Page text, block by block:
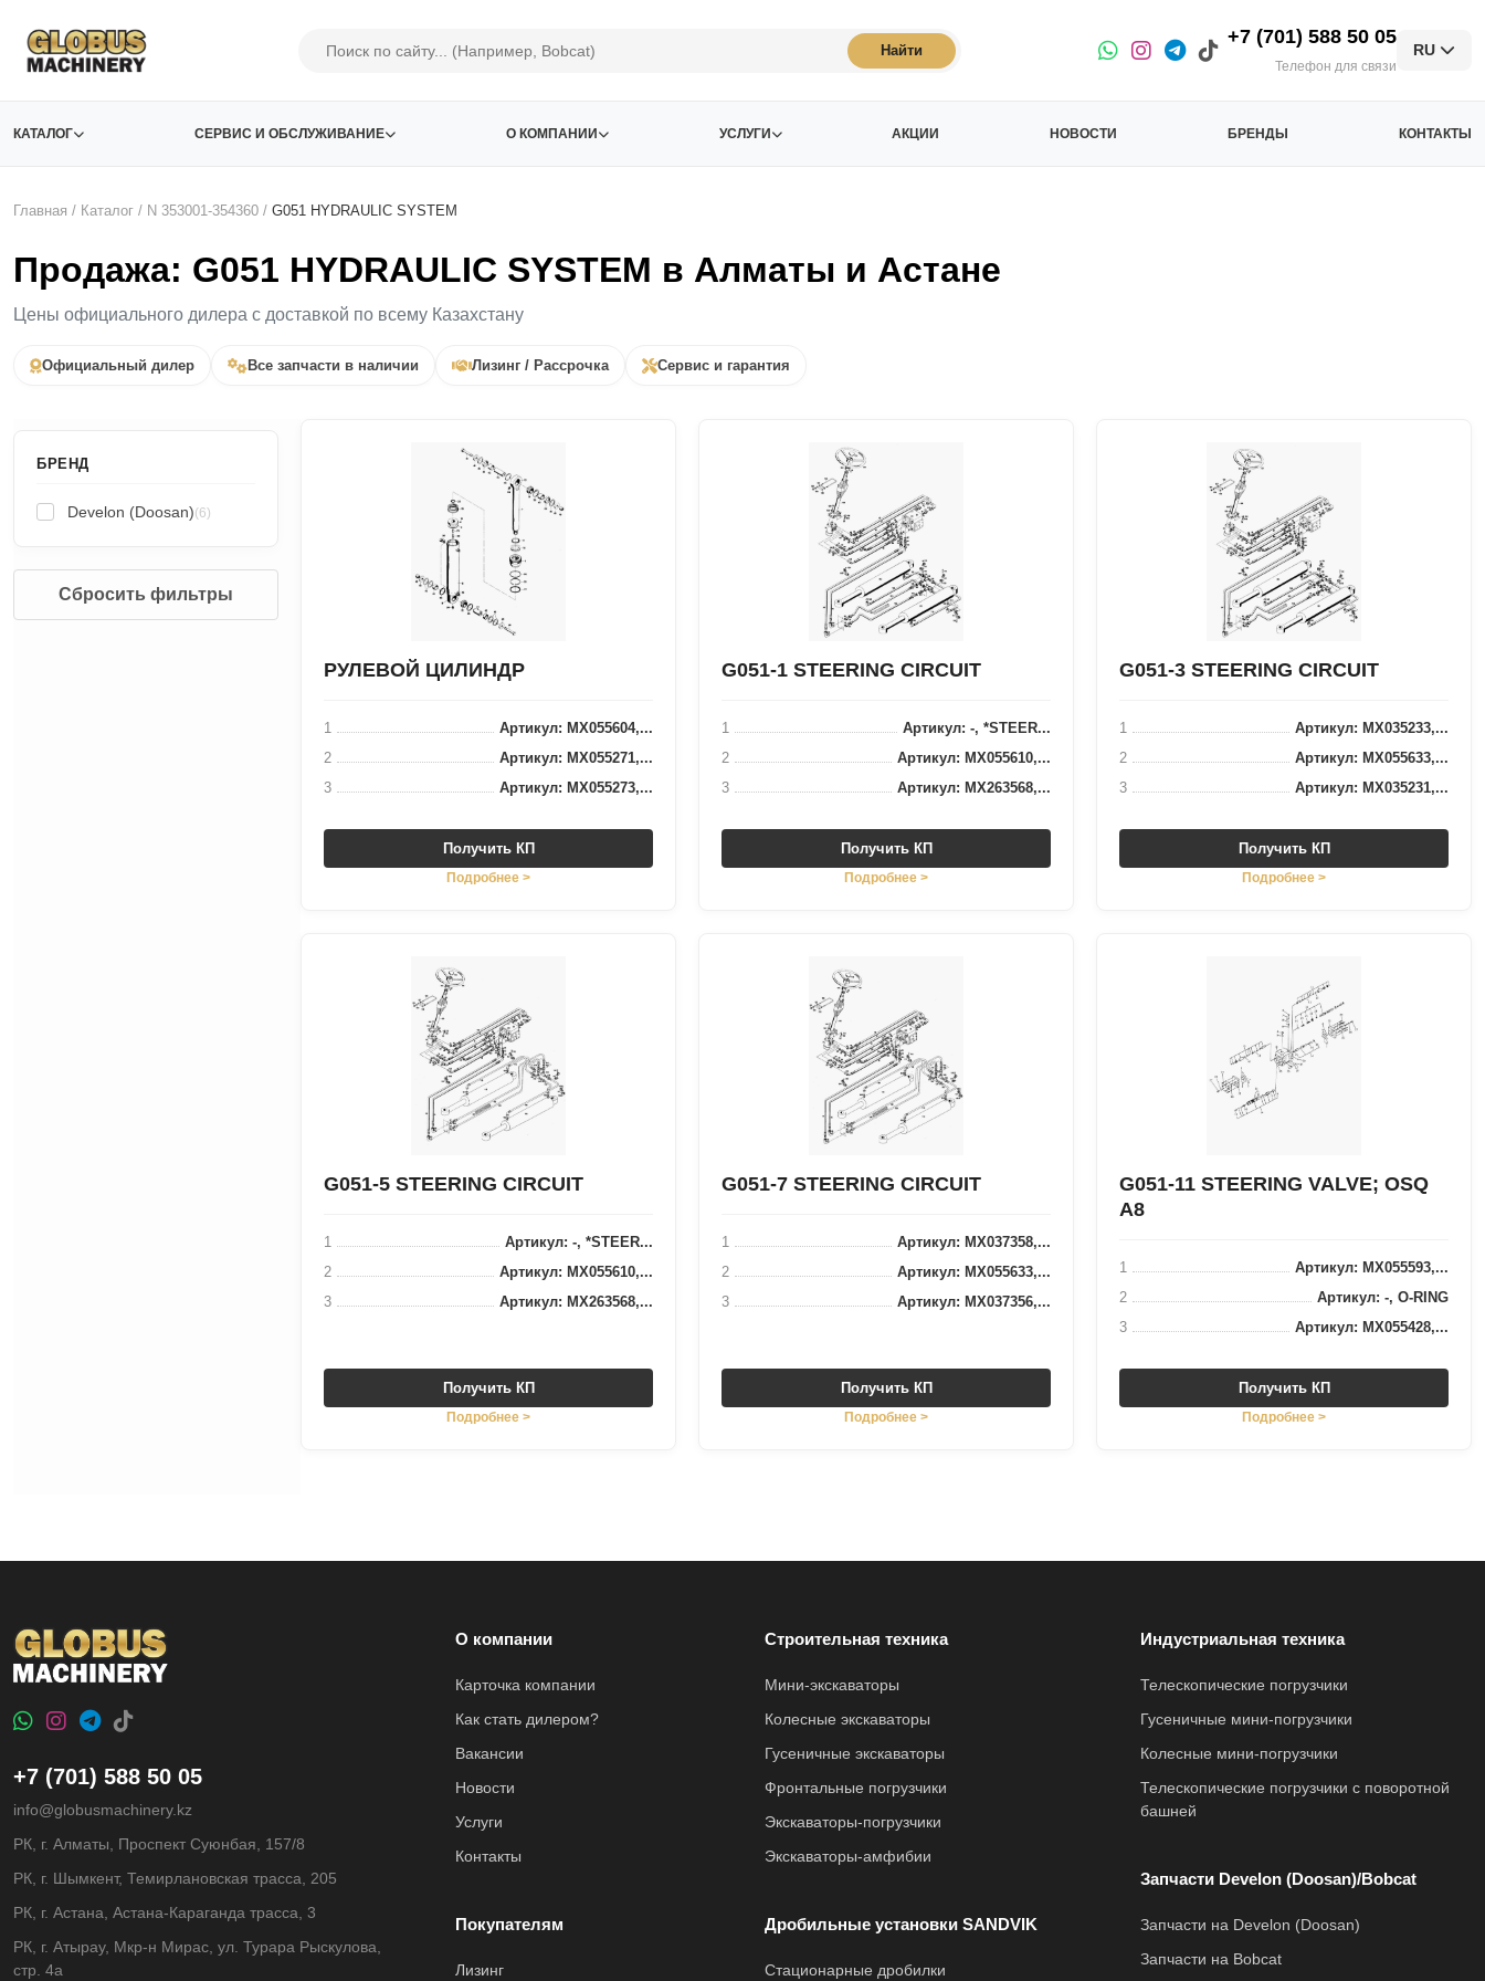
Найти
+7 (701) 588 50 05
Телефон для связи
RU
КАТАЛОГ СЕРВИС И ОБСЛУЖИВАНИЕ О КОМПАНИИ УСЛУГИ АКЦИИ НОВОСТИ БРЕНДЫ КОНТАКТЫ
Главная / Каталог / N 353001-354360 / G051 HYDRAULIC SYSTEM
Продажа: G051 HYDRAULIC SYSTEM в Алматы и Астане
Цены официального дилера с доставкой по всему Казахстану
Официальный дилер Все запчасти в наличии Лизинг / Рассрочка Сервис и гарантия
БРЕНД
Develon (Doosan)(6)
Сбросить фильтры
РУЛЕВОЙ ЦИЛИНДР
1
Артикул: MX055604,...
2
Артикул: MX055271,...
3
Артикул: MX055273,...
Получить КП
Подробнее >
G051-1 STEERING CIRCUIT
1
Артикул: -, *STEER...
2
Артикул: MX055610,...
3
Артикул: MX263568,...
Получить КП
Подробнее >
G051-3 STEERING CIRCUIT
1
Артикул: MX035233,...
2
Артикул: MX055633,...
3
Артикул: MX035231,...
Получить КП
Подробнее >
G051-5 STEERING CIRCUIT
1
Артикул: -, *STEER...
2
Артикул: MX055610,...
3
Артикул: MX263568,...
Получить КП
Подробнее >
G051-7 STEERING CIRCUIT
1
Артикул: MX037358,...
2
Артикул: MX055633,...
3
Артикул: MX037356,...
Получить КП
Подробнее >
G051-11 STEERING VALVE; OSQ
A8
1
Артикул: MX055593,...
2
Артикул: -, O-RING
3
Артикул: MX055428,...
Получить КП
Подробнее >
+7 (701) 588 50 05
info@globusmachinery.kz
РК, г. Алматы, Проспект Суюнбая, 157/8
РК, г. Шымкент, Темирлановская трасса, 205
РК, г. Астана, Астана-Караганда трасса, 3
РК, г. Атырау, Мкр-н Мирас, ул. Турара Рыскулова,
стр. 4а
О компании
Карточка компании
Как стать дилером?
Вакансии
Новости
Услуги
Контакты
Покупателям
Лизинг
Строительная техника
Мини-экскаваторы
Колесные экскаваторы
Гусеничные экскаваторы
Фронтальные погрузчики
Экскаваторы-погрузчики
Экскаваторы-амфибии
Дробильные установки SANDVIK
Стационарные дробилки
Индустриальная техника
Телескопические погрузчики
Гусеничные мини-погрузчики
Колесные мини-погрузчики
Телескопические погрузчики с поворотной
башней
Запчасти Develon (Doosan)/Bobcat
Запчасти на Develon (Doosan)
Запчасти на Bobcat